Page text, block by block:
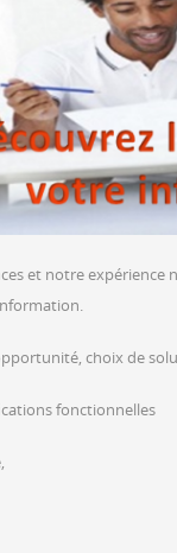
et notre
choix de
fonctionnelles